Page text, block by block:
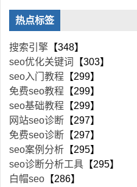
热点标签
搜索引擎 【348】
seo优化关键词
【303】
seo入门教程 【299】
免费seo教程 【299】
seo基础教程 【299】
网站seo诊断 【297】
免费seo诊断 【297】
seo案例分析 【295】
seo诊断分析工具 【295】
白帽seo 【286】